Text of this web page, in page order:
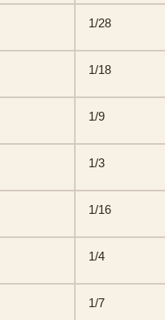
1/28
1/18
1/9
1/3
1/16
1/4
1/7